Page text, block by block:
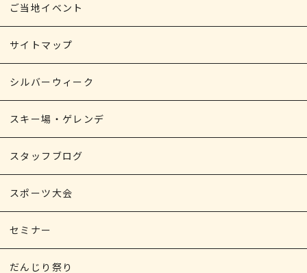
ご当地イベント
サイトマップ
シルバーウィーク
スキー場・ゲレンデ
スタッフブログ
スポーツ大会
セミナー
だんじり祭り